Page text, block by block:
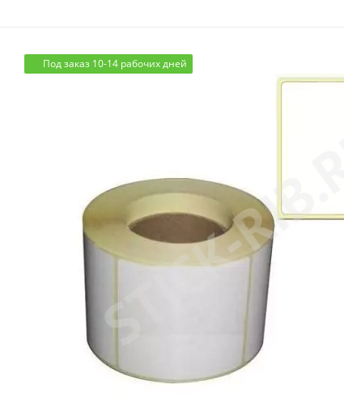
Под заказ 10-14 рабочих дней